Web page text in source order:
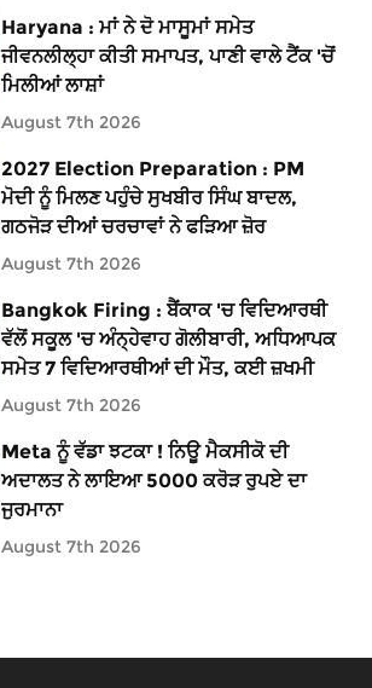
Haryana : ਮਾਂ ਨੇ ਦੋ ਮਾਸੂਮਾਂ ਸਮੇਤ
ਜੀਵਨਲੀਲ੍ਹਾ ਕੀਤੀ ਸਮਾਪਤ, ਪਾਣੀ ਵਾਲੇ ਟੈਂਕ 'ਚੋਂ
ਮਿਲੀਆਂ ਲਾਸ਼ਾਂ
August 7th 2026
2027 Election Preparation : PM
ਮੋਦੀ ਨੂੰ ਮਿਲਣ ਪਹੁੰਚੇ ਸੁਖਬੀਰ ਸਿੰਘ ਬਾਦਲ,
ਗਠਜੋੜ ਦੀਆਂ ਚਰਚਾਵਾਂ ਨੇ ਫੜਿਆ ਜ਼ੋਰ
August 7th 2026
Bangkok Firing : ਬੈਂਕਾਕ 'ਚ ਵਿਦਿਆਰਥੀ
ਵੱਲੋਂ ਸਕੂਲ 'ਚ ਅੰਨ੍ਹੇਵਾਹ ਗੋਲੀਬਾਰੀ, ਅਧਿਆਪਕ
ਸਮੇਤ 7 ਵਿਦਿਆਰਥੀਆਂ ਦੀ ਮੌਤ, ਕਈ ਜ਼ਖਮੀ
August 7th 2026
Meta ਨੂੰ ਵੱਡਾ ਝਟਕਾ ! ਨਿਊ ਮੈਕਸੀਕੋ ਦੀ
ਅਦਾਲਤ ਨੇ ਲਾਇਆ 5000 ਕਰੋੜ ਰੁਪਏ ਦਾ
ਜੁਰਮਾਨਾ
August 7th 2026